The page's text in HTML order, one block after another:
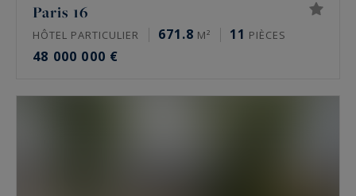
Paris 16
HÔTEL PARTICULIER 671.8 M² 11 PIÈCES
48 000 000 €